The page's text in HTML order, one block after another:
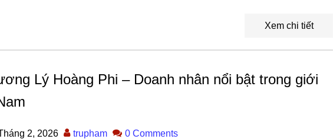
Xem chi tiết
Lý Hoàng Phi – Doanh nhân nổi bật trong giới
2, 2026 trupham 0 Comments